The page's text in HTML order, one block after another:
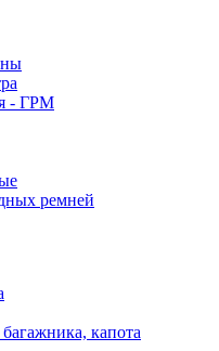
- ГРМ
ремней
капота